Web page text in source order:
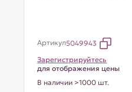
Артикул5049943
Зарегистрируйтесь
для отображения цены
В наличии >1000 шт.